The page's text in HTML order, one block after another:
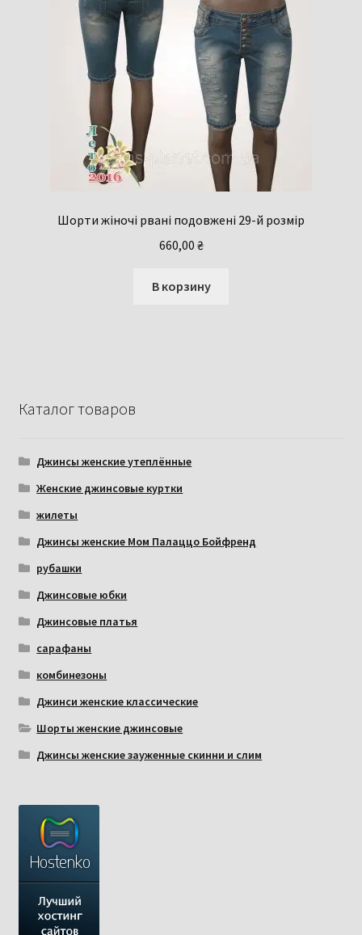
Шорти жіночі рвані подовжені 29-й розмір
660,00 ₴
В корзину
Каталог товаров
Джинсы женские утеплённые
Женские джинсовые куртки
жилеты
Джинсы женские Мом Палаццо Бойфренд
рубашки
Джинсовые юбки
Джинсовые платья
сарафаны
комбинезоны
Джинси женские классические
Шорты женские джинсовые
Джинсы женские зауженные скинни и слим